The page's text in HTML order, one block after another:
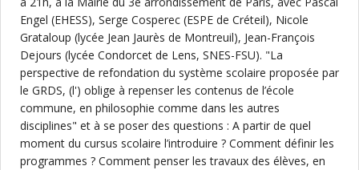
Engel (EHESS), Serge Cosperec (ESPE de Créteil), Nicole
Grataloup (lycée Jean Jaurès de Montreuil), Jean-François
Dejours (lycée Condorcet de Lens, SNES-FSU). "La
perspective de refondation du système scolaire proposée par
le GRDS, (l') oblige à repenser les contenus de l’école
commune, en philosophie comme dans les autres
disciplines" et à se poser des questions : A partir de quel
moment du cursus scolaire l’introduire ? Comment définir les
programmes ? Comment penser les travaux des élèves, en